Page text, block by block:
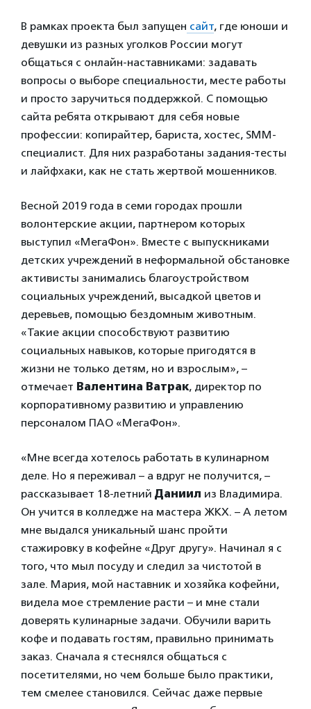
В рамках проекта был запущен сайт, где юноши и
девушки из разных уголков России могут
общаться с онлайн-наставниками: задавать
вопросы о выборе специальности, месте работы
и просто заручиться поддержкой. С помощью
сайта ребята открывают для себя новые
профессии: копирайтер, бариста, хостес, SMM-
специалист. Для них разработаны задания-тесты
и лайфхаки, как не стать жертвой мошенников.
Весной 2019 года в семи городах прошли
волонтерские акции, партнером которых
выступил «МегаФон». Вместе с выпускниками
детских учреждений в неформальной обстановке
активисты занимались благоустройством
социальных учреждений, высадкой цветов и
деревьев, помощью бездомным животным.
«Такие акции способствуют развитию
социальных навыков, которые пригодятся в
жизни не только детям, но и взрослым», –
отмечает Валентина Ватрак, директор по
корпоративному развитию и управлению
персоналом ПАО «МегаФон».
«Мне всегда хотелось работать в кулинарном
деле. Но я переживал – а вдруг не получится, –
рассказывает 18-летний Даниил из Владимира.
Он учится в колледже на мастера ЖКХ. – А летом
мне выдался уникальный шанс пройти
стажировку в кофейне «Друг другу». Начинал я с
того, что мыл посуду и следил за чистотой в
зале. Мария, мой наставник и хозяйка кофейни,
видела мое стремление расти – и мне стали
доверять кулинарные задачи. Обучили варить
кофе и подавать гостям, правильно принимать
заказ. Сначала я стеснялся общаться с
посетителями, но чем больше было практики,
тем смелее становился. Сейчас даже первые